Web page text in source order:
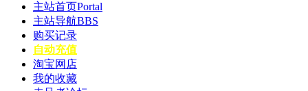
主站首页Portal
主站导航BBS
购买记录
自动充值
淘宝网店
我的收藏